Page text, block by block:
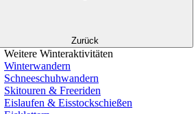
Zurück
Weitere Winteraktivitäten
Winterwandern
Schneeschuhwandern
Skitouren & Freeriden
Eislaufen & Eisstockschießen